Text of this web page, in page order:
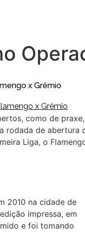
x Grêmio
como de
rodada de abertura
Liga, o
2010 na cidade de
impressa, em
e foi tomando